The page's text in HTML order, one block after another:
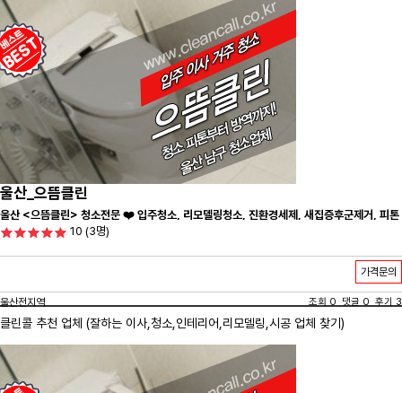
울산_으뜸클린
울산 <으뜸클린> 청소전문 ❤️ 입주청소, 리모델링청소, 진환경세제, 새집증후군제거, 피톤
치드시공 전문 청소 업체 ❤️
10 (3명)
가격문의
울산전지역 조회 0 댓글 0 후기 3
클린콜 추천 업체 (잘하는 이사, 청소 ,인테리어,리모델링,시공 업체 찾기)